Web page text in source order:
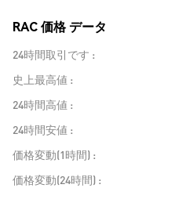
RAC 価格 データ
24時間取引です
史上最高値
24時間高値
24時間安値
価格変動(1時間)
価格変動(24時間)